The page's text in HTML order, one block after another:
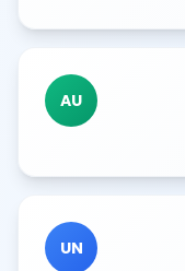
AU
UN